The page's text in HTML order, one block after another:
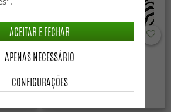
(bege)
Tapete Wilton - Zebra
(preto/branco)
44.99 €
CONFIGURAÇÕES
APENAS NECESSÁRIO
ACEITAR E FECHAR